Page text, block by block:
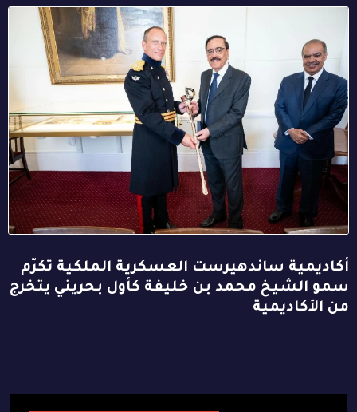
أكاديمية ساندهيرست العسكرية الملكية تكرّم
سمو الشيخ محمد بن خليفة كأول بحريني يتخرج
من الأكاديمية